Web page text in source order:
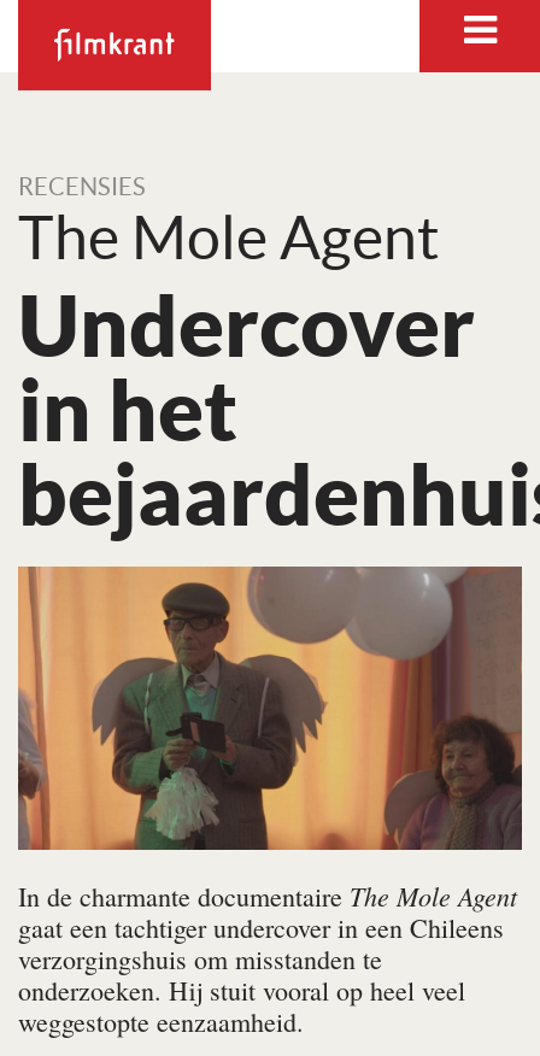
RECENSIES
The Mole Agent
Undercover
in het
In de charmante documentaire The Mole Agent
gaat een tachtiger undercover in een Chileens
verzorgingshuis om misstanden te
onderzoeken. Hij stuit vooral op heel veel
weggestopte eenzaamheid.